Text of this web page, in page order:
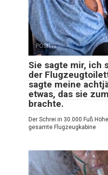
POSITIV
Sie sagte mir, ich
der
sagte meine
etwas, das sie
brachte.
Der Schrei in 30.000 Fuß
gesamte Flugzeugkabine